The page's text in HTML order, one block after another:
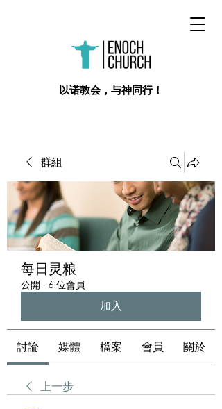
​以诺教会，与神同行！
群組
每日灵粮
公開 · 6 位會員
加入
討論 媒體 檔案 會員 關於
上一步